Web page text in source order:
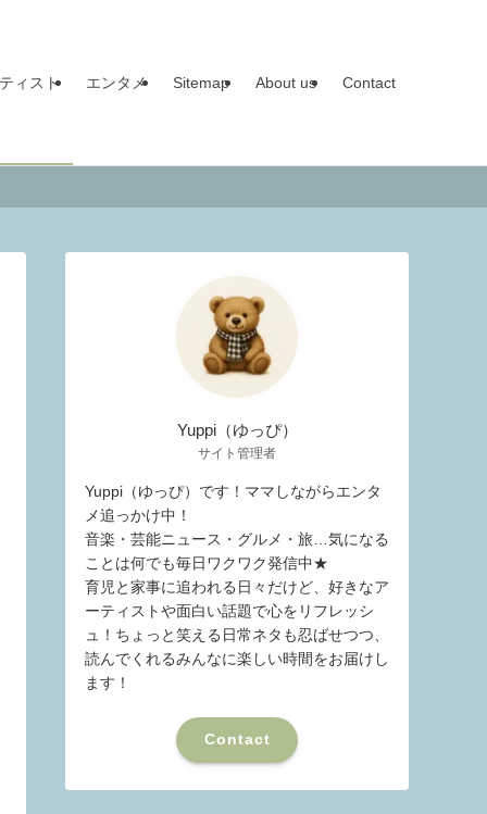
ィスト エンタメ Sitemap About us Contact
Yuppi（ゆっぴ）
サイト管理者
Yuppi（ゆっぴ）です！ママしながらエンタ
メ追っかけ中！
音楽・芸能ニュース・グルメ・旅…気になる
ことは何でも毎日ワクワク発信中★
育児と家事に追われる日々だけど、好きなア
ーティストや面白い話題で心をリフレッシ
ュ！ちょっと笑える日常ネタも忍ばせつつ、
読んでくれるみんなに楽しい時間をお届けし
ます！
Contact